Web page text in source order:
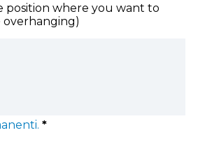
position where you want to
overhanging)
*